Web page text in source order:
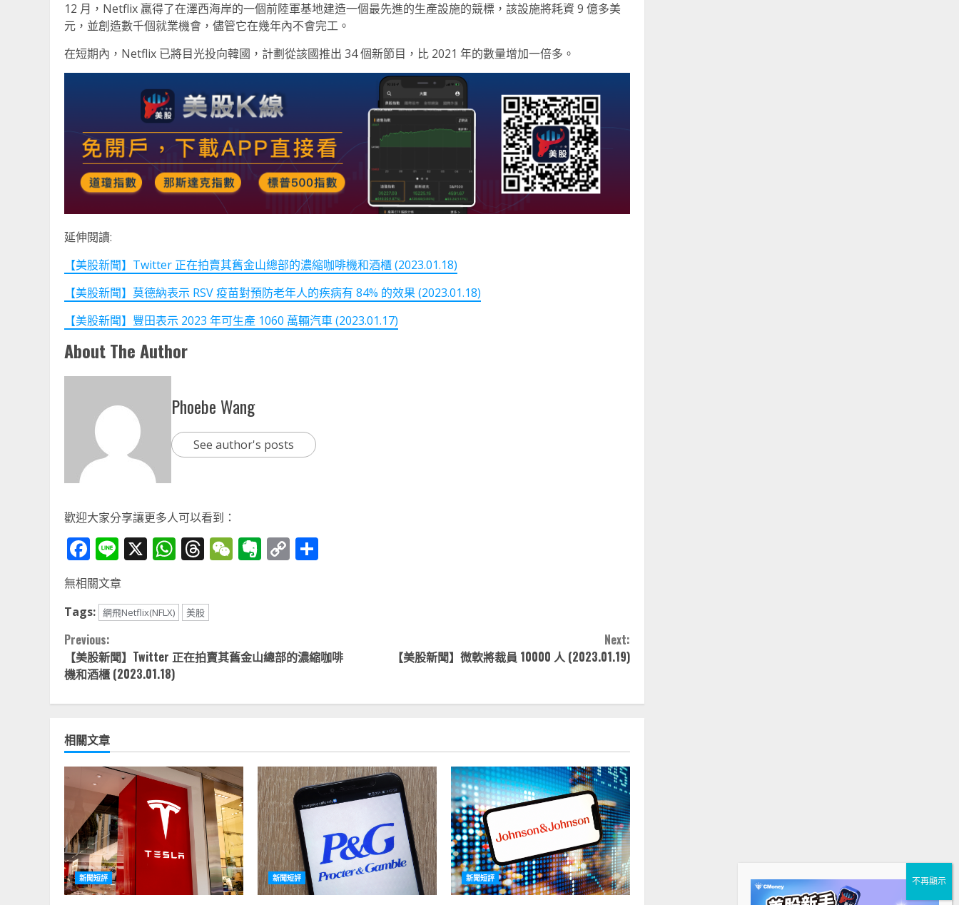
12 月，Netflix 贏得了在澤西海岸的一個前陸軍基地建造一個最先進的生產設施的競標，該設施將耗資 9 億多美
元，並創造數千個就業機會，儘管它在幾年內不會完工。
在短期內，Netflix 已將目光投向韓國，計劃從該國推出 34 個新節目，比 2021 年的數量增加一倍多。
延伸閱讀:
【美股新聞】Twitter 正在拍賣其舊金山總部的濃縮咖啡機和酒櫃 (2023.01.18)
【美股新聞】莫德納表示 RSV 疫苗對預防老年人的疾病有 84% 的效果 (2023.01.18)
【美股新聞】豐田表示 2023 年可生產 1060 萬輛汽車 (2023.01.17)
About The Author
Phoebe Wang
See author's posts
歡迎大家分享讓更多人可以看到：
Facebook
Line
X WhatsApp
Threads
WeChat
Evernote
Copy
無相關文章
Tags: 網飛Netflix(NFLX) 美股
Continue
Reading
Previous:
【美股新聞】Twitter 正在拍賣其舊金山總部的濃縮咖啡
機和酒櫃 (2023.01.18)
Next:
【美股新聞】微軟將裁員 10000 人 (2023.01.19)
相關文章
新聞短評 新聞短評 新聞短評